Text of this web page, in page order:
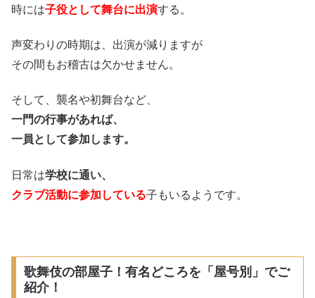
時には子役として舞台に出演する。
声変わりの時期は、出演が減りますが
その間もお稽古は欠かせません。
そして、襲名や初舞台など、
一門の行事があれば、
一員として参加します。
日常は学校に通い、
クラブ活動に参加している子もいるようです。
歌舞伎の部屋子！有名どころを「屋号別」でご
紹介！